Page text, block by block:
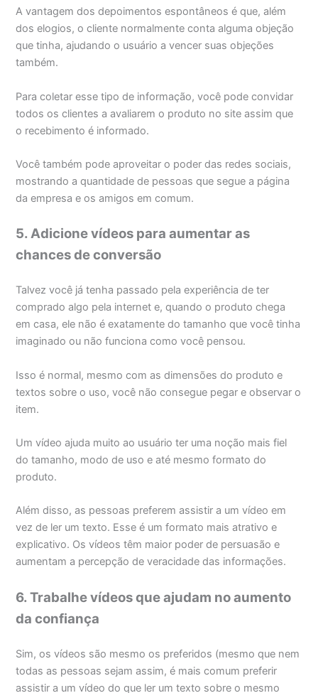
A vantagem dos depoimentos espontâneos é que, além
dos elogios, o cliente normalmente conta alguma objeção
que tinha, ajudando o usuário a vencer suas objeções
também.
Para coletar esse tipo de informação, você pode convidar
todos os clientes a avaliarem o produto no site assim que
o recebimento é informado.
Você também pode aproveitar o poder das redes sociais,
mostrando a quantidade de pessoas que segue a página
da empresa e os amigos em comum.
5. Adicione vídeos para aumentar as
chances de conversão
Talvez você já tenha passado pela experiência de ter
comprado algo pela internet e, quando o produto chega
em casa, ele não é exatamente do tamanho que você tinha
imaginado ou não funciona como você pensou.
Isso é normal, mesmo com as dimensões do produto e
textos sobre o uso, você não consegue pegar e observar o
item.
Um vídeo ajuda muito ao usuário ter uma noção mais fiel
do tamanho, modo de uso e até mesmo formato do
produto.
Além disso, as pessoas preferem assistir a um vídeo em
vez de ler um texto. Esse é um formato mais atrativo e
explicativo. Os vídeos têm maior poder de persuasão e
aumentam a percepção de veracidade das informações.
6. Trabalhe vídeos que ajudam no aumento
da confiança
Sim, os vídeos são mesmo os preferidos (mesmo que nem
todas as pessoas sejam assim, é mais comum preferir
assistir a um vídeo do que ler um texto sobre o mesmo